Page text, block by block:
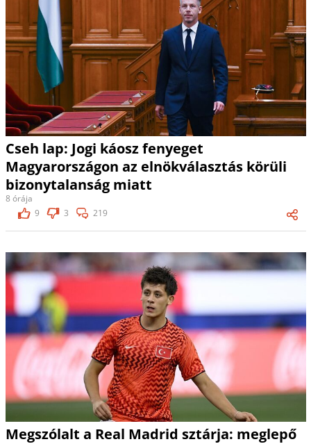
Cseh lap: Jogi káosz fenyeget
Magyarországon az elnökválasztás körüli
bizonytalanság miatt
8 órája
9
3 219
Megszólalt a Real Madrid sztárja: meglepő